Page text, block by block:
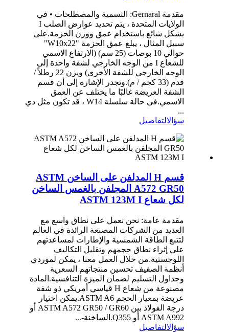
مقدمة Gernaral: التسمية والمصطلحات • في
الولايات المتحدة ، يتم تحديد عوارض الصلب I
بشكل شائع باستخدام عمق ووزن الحزمة.على
سبيل المثال ، يبلغ عمق الحزمة "W10x22"
حوالي 10 بوصات (25 سم) (الارتفاع الاسمي
للشعاع I من الوجه الخارجي لشفة واحدة إلى
الوجه الخارجي للشفة الأخرى) ويزن 22 رطلاً /
قدم (33 كجم / م).وتجدر الإشارة إلى أن قسم
الشفة العريضة غالبًا ما يختلف عن العمق
الاسمي.في حالة سلسلة W14 ، قد تكون مثل دي
...
سؤالالتفاصيل
قسم H المدلفن على الساخن ASTM
A572 GR50 المجلفن بالغمس الساخن
لكل شعاع ASTM 123M I
مقدمة عامة: نحن نعمل على نطاق واسع مع
العديد من الشركات المصنعة الرائدة في العالم
لتتبع الطاقة الشمسية والإطارات لمساعدتهم
على إثراء نطاق حجمهم وتقليل التكاليف
اللوجستية.من خلال العمل معنا ، يمكن لموردي
أنظمة الصفيف تحسين منتجاتهم السعرية
وجداول التسليم لضمان الميزة التنافسية.المادة
مصنوعة من شعاع H قياسي أمريكي ذو شفة
عريضة بمعيار الحجم ASTM A6.يمكن اختيار
درجة الفولاذ بين ASTM A572 GR50 / GR60 أو
ASTM A992 أو Q355.الساخنة-...
سؤالالتفاصيل